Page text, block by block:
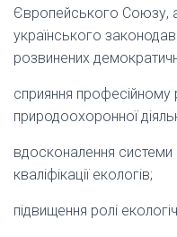
Європейського
українського
розвинених
сприяння
природоохоронної
вдосконалення системи
кваліфікації екологів;
підвищення ролі